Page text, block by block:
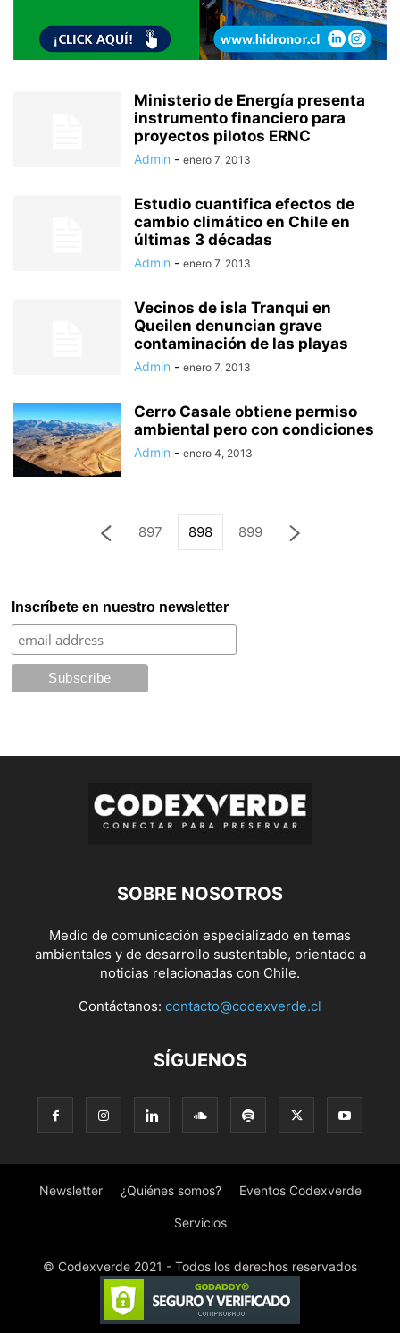
Ministerio de Energía presenta
instrumento financiero para
proyectos pilotos ERNC
Admin - enero 7, 2013
Estudio cuantifica efectos de
cambio climático en Chile en
últimas 3 décadas
Admin - enero 7, 2013
Vecinos de isla Tranqui en
Queilen denuncian grave
contaminación de las playas
Admin - enero 7, 2013
Cerro Casale obtiene permiso
ambiental pero con condiciones
Admin - enero 4, 2013
897 898 899
Inscríbete en nuestro newsletter
SOBRE NOSOTROS
Medio de comunicación especializado en temas
ambientales y de desarrollo sustentable, orientado a
noticias relacionadas con Chile.
Contáctanos: contacto@codexverde.cl
SÍGUENOS
Newsletter ¿Quiénes somos? Eventos Codexverde
Servicios
© Codexverde 2021 - Todos los derechos reservados